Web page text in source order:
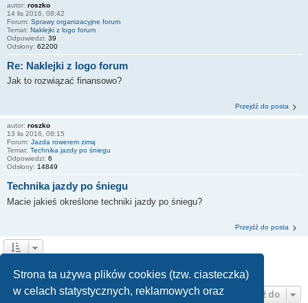
Strona ta używa plików cookies (tzw. ciasteczka)
w celach statystycznych, reklamowych oraz
autor: roszko
14 lis 2016, 08:42
Forum: Sprawy organizacyjne forum
Temat: Naklejki z logo forum
Odpowiedzi: 39
Odsłony: 62200
Re: Naklejki z logo forum
Jak to rozwiązać finansowo?
Przejdź do posta
autor: roszko
13 lis 2016, 08:15
Forum: Jazda rowerem zimą
Temat: Technika jazdy po śniegu
Odpowiedzi: 6
Odsłony: 14849
Technika jazdy po śniegu
Macie jakieś określone techniki jazdy po śniegu?
Przejdź do posta
Następna
Przejdź do